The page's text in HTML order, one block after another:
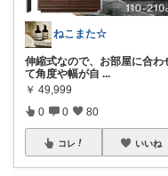
ねこまた☆
伸縮式なので、お部屋に合わ
て角度や幅が自 ...
￥ 49,999
0 0 80
コレ いいね